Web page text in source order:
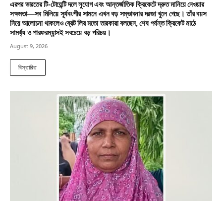
এরপর ভারতের টি-টোয়েন্টি দলে সুযোগ এবং আন্তর্জাতিক ক্রিকেটে দ্রুত মানিয়ে নেওয়ার
সক্ষমতা—সব মিলিয়ে সূর্যবংশীর সামনে এখন বড় সম্ভাবনার দরজা খুলে গেছে। তাঁর বয়স
নিয়ে আলোচনা থাকলেও ব্রেট লির মতো তারকারা বলছেন, শেষ পর্যন্ত ক্রিকেট মাঠে
সামর্থ্য ও পারফরম্যান্সই সবচেয়ে বড় পরিচয়।
August 9, 2026
বিস্তারিত